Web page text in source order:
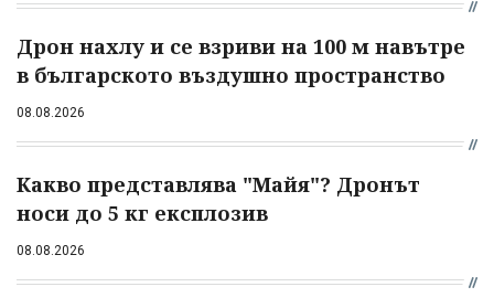
Дрон нахлу и се взриви на 100 м навътре
в българското въздушно пространство
08.08.2026
Какво представлява "Майя"? Дронът
носи до 5 кг експлозив
08.08.2026